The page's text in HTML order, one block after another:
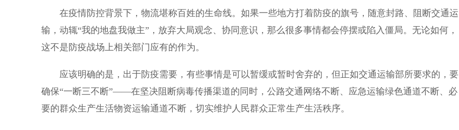
在疫情防控背景下，物流堪称百姓的生命线。如果一些地方打着防疫的旗号，随意封路、阻断交通运
输，动辄“我的地盘我做主”，放弃大局观念、协同意识，那么很多事情都会停摆或陷入僵局。无论如何，
这不是防疫战场上相关部门应有的作为。
应该明确的是，出于防疫需要，有些事情是可以暂缓或暂时舍弃的，但正如交通运输部所要求的，要
确保“一断三不断”——在坚决阻断病毒传播渠道的同时，公路交通网络不断、应急运输绿色通道不断、必
要的群众生产生活物资运输通道不断，切实维护人民群众正常生产生活秩序。